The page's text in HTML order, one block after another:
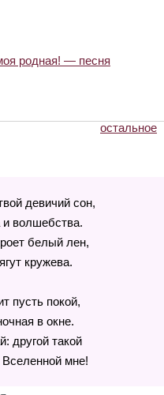
родная! — песня
остальное
девичий сон,
волшебства.
белый лен,
кружева.
пусть покой,
в окне.
другой такой
мне!